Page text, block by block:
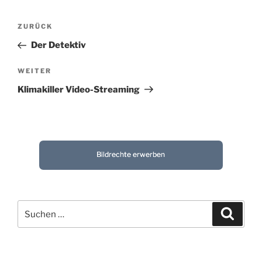
Beitragsnavigation
Vorheriger
Beitrag
ZURÜCK
Der Detektiv
Nächster
Beitrag
WEITER
Klimakiller Video-Streaming
Bildrechte erwerben
nach: